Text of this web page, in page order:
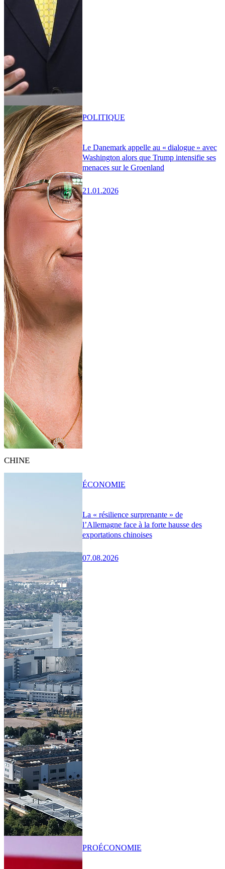
Le Danemark appelle au « dialogue » avec
Washington alors que Trump intensifie ses
menaces sur le Groenland
21.01.2026
POLITIQUE
CHINE
La « résilience surprenante » de
l’Allemagne face à la forte hausse des
exportations chinoises
07.08.2026
ÉCONOMIE
PROÉCONOMIE